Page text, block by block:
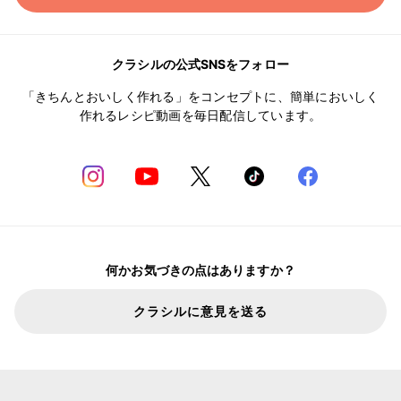
クラシルの公式SNSをフォロー
「きちんとおいしく作れる」をコンセプトに、簡単においしく
作れるレシピ動画を毎日配信しています。
何かお気づきの点はありますか？
クラシルに意見を送る